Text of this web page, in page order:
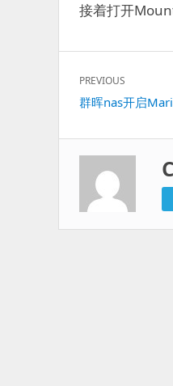
接着打开
文
章
导
航
PREVIOUS
Previous
群晖nas开启